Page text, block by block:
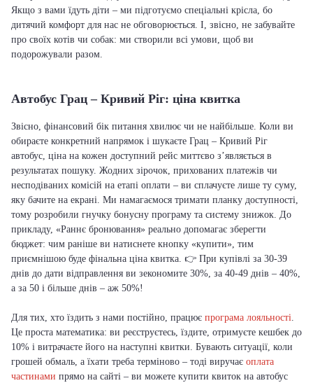
Якщо з вами їдуть діти – ми підготуємо спеціальні крісла, бо
дитячий комфорт для нас не обговорюється. І, звісно, не забувайте
про своїх котів чи собак: ми створили всі умови, щоб ви
подорожували разом.
Автобус Грац – Кривий Ріг: ціна квитка
Звісно, фінансовий бік питання хвилює чи не найбільше. Коли ви
обираєте конкретний напрямок і шукаєте Грац – Кривий Ріг
автобус, ціна на кожен доступний рейс миттєво з’являється в
результатах пошуку. Жодних зірочок, прихованих платежів чи
несподіваних комісій на етапі оплати – ви сплачуєте лише ту суму,
яку бачите на екрані. Ми намагаємося тримати планку доступності,
тому розробили гнучку бонусну програму та систему знижок. До
прикладу, «Раннє бронювання» реально допомагає зберегти
бюджет: чим раніше ви натиснете кнопку «купити», тим
приємнішою буде фінальна ціна квитка. 👉 При купівлі за 30-39
днів до дати відправлення ви зекономите 30%, за 40-49 днів – 40%,
а за 50 і більше днів – аж 50%!
Для тих, хто їздить з нами постійно, працює програма лояльності.
Це проста математика: ви реєструєтесь, їздите, отримуєте кешбек до
10% і витрачаєте його на наступні квитки. Бувають ситуації, коли
грошей обмаль, а їхати треба терміново – тоді виручає оплата
частинами прямо на сайті – ви можете купити квиток на автобус